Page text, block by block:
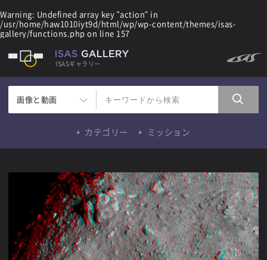
Warning: Undefined array key "action" in
/usr/home/haw1010iyt9d/html/wp/wp-content/themes/isas-
gallery/functions.php on line 157
ISASギャラリー
画像と動画
カテゴリー ミッション